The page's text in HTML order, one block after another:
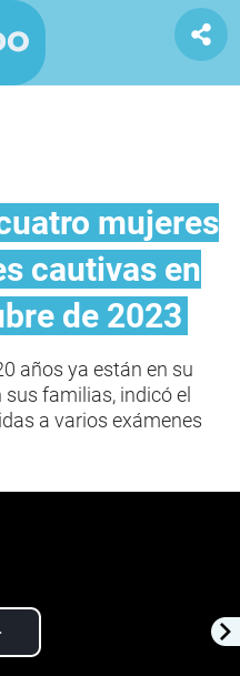
mujeres
cautivas en
de 2023
años ya están en su
familias, indicó el
a varios exámenes